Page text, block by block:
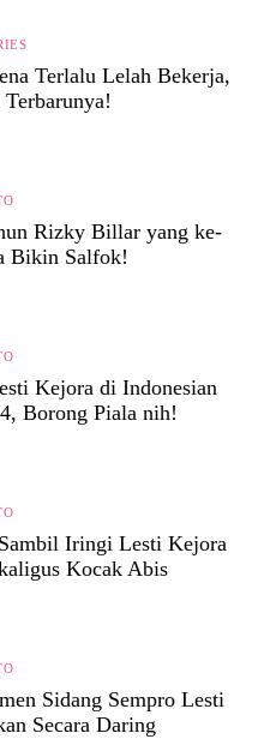
Terlalu Lelah Bekerja,
Rizky Billar yang ke-
Bikin Salfok!
Kejora di Indonesian
Borong Piala nih!
Iringi Lesti Kejora
Kocak Abis
Sidang Sempro Lesti
Secara Daring